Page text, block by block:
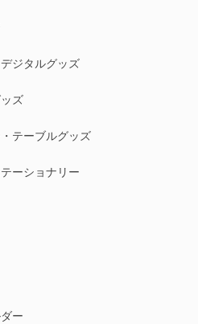
ジタルグッズ
ズ
テーブルグッズ
ーショナリー
ー